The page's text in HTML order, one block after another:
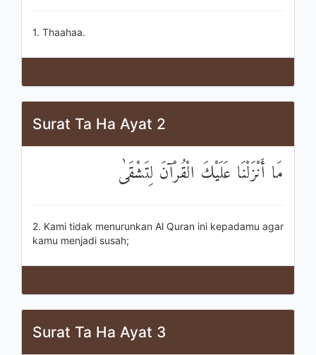
1. Thaahaa.
Surat Ta Ha Ayat 2
مَا أَنْزَلْنَا عَلَيْكَ الْقُرْآنَ لِتَشْقَىٰ
2. Kami tidak menurunkan Al Quran ini kepadamu agar
kamu menjadi susah;
Surat Ta Ha Ayat 3